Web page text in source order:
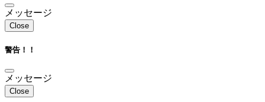
メッセージ
Close
警告！！
メッセージ
Close